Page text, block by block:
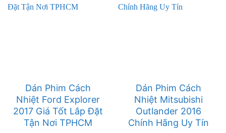
Dán Phim Cách
Nhiệt Ford Explorer
2017 Giá Tốt Lắp Đặt
Tận Nơi TPHCM
Dán Phim Cách
Nhiệt Mitsubishi
Outlander 2016
Chính Hãng Uy Tín